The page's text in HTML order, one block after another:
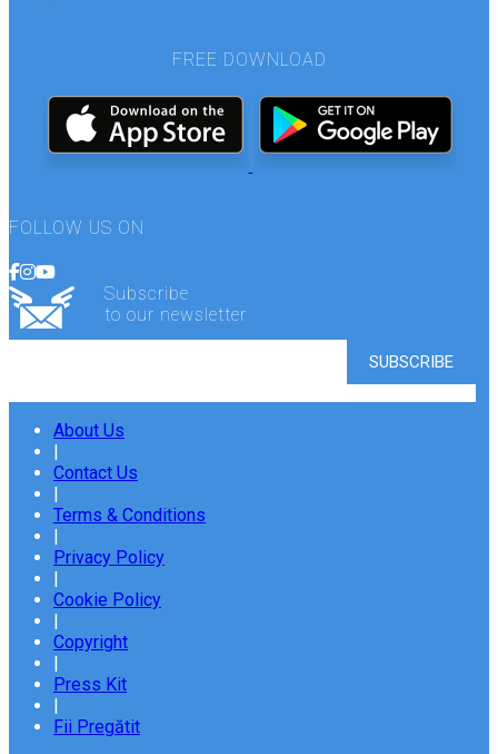
FREE DOWNLOAD
FOLLOW US ON
Subscribe
to our newsletter
About Us
|
Contact Us
|
Terms & Conditions
|
Privacy Policy
|
Cookie Policy
|
Copyright
|
Press Kit
|
Fii Pregătit